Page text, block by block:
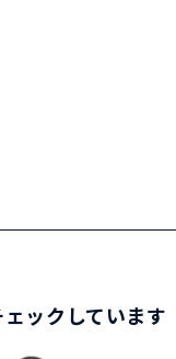
ックしています